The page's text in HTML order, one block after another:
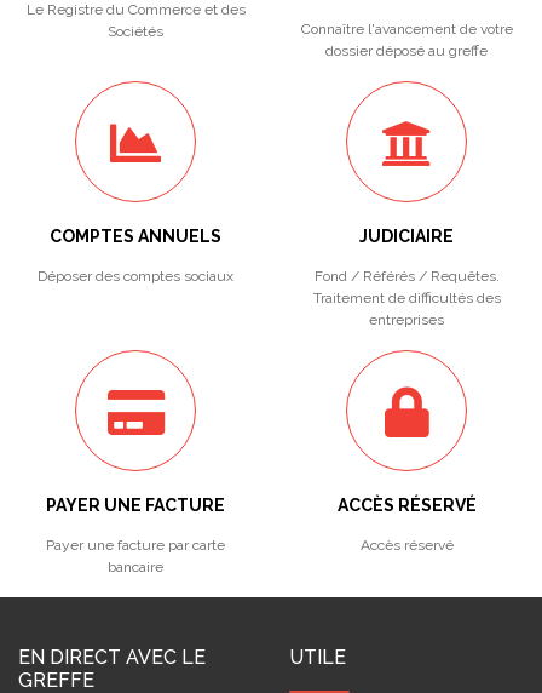
Le Registre du Commerce et des
Sociétés
Connaître l'avancement de votre
dossier déposé au greffe
COMPTES ANNUELS
Déposer des comptes sociaux
JUDICIAIRE
Fond / Référés / Requêtes.
Traitement de difficultés des
entreprises
PAYER UNE FACTURE
Payer une facture par carte
bancaire
ACCÈS RÉSERVÉ
Accès réservé
EN DIRECT AVEC LE
GREFFE
UTILE